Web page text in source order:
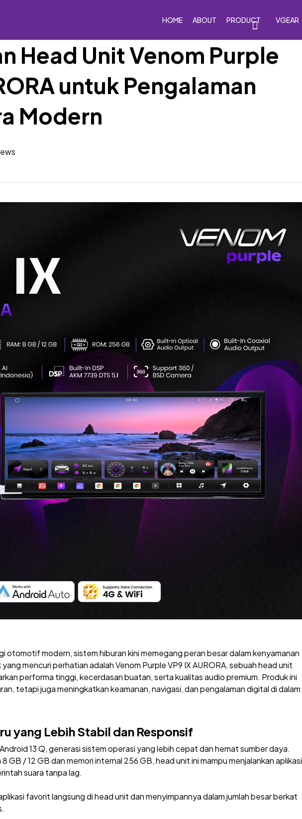
HOME ABOUT PRODUCT
Car Speakers Car Subwoofers Car Amplifiers
VGEAR
Head Unit Venom Purple
untuk Pengalaman
Modern
otomotif modern, sistem hiburan kini memegang peran besar dalam kenyamanan
mencuri perhatian adalah Venom Purple VP9 IX AURORA, sebuah head unit
performa tinggi, kecerdasan buatan, serta kualitas audio premium. Produk ini
tetapi juga meningkatkan keamanan, navigasi, dan pengalaman digital di dalam
yang Lebih Stabil dan Responsif
13 Q, generasi sistem operasi yang lebih cepat dan hemat sumber daya.
GB / 12 GB dan memori internal 256 GB, head unit ini mampu menjalankan aplikasi
suara tanpa lag.
favorit langsung di head unit dan menyimpannya dalam jumlah besar berkat